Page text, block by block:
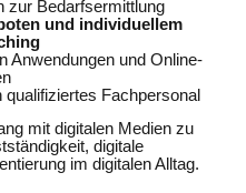
zur Bedarfsermittlung
und individuellem
Anwendungen und Online-
qualifiziertes Fachpersonal
mit digitalen Medien zu
digitale
im digitalen Alltag.